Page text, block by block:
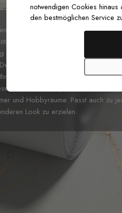
wird unsere
Fototapete
aussehen. Dieses Wandbild
Kultur und Kunst wird dieses
das
Gäste bewundern werden.
Wandbild die perfekte Wahl für
und Hobbyräume. Passt auch zu
Look zu erzielen.
notwendigen Cookies hinaus
den bestmöglichen Service